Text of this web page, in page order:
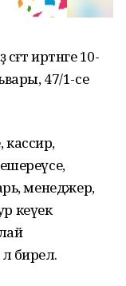
иртәнге 10-
47/1-се
кассир,
менеджер,
кеүек
бирелә.